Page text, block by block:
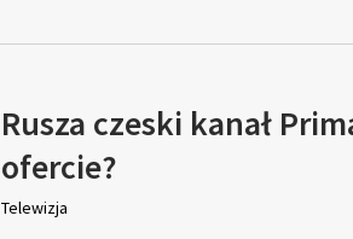
Rusza czeski kanał
ofercie?
Telewizja